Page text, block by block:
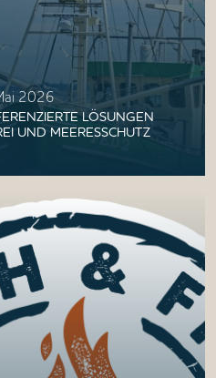
2026
LÖSUNGEN
UND MEERESSCHUTZ